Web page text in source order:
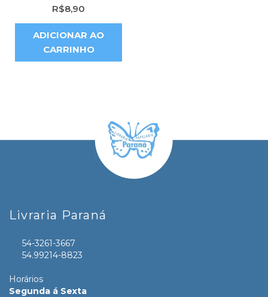
R$8,90
ADICIONAR AO
CARRINHO
Livraria Paraná
54-3261-3667
54.99214-8823
Horários
Segunda á Sexta